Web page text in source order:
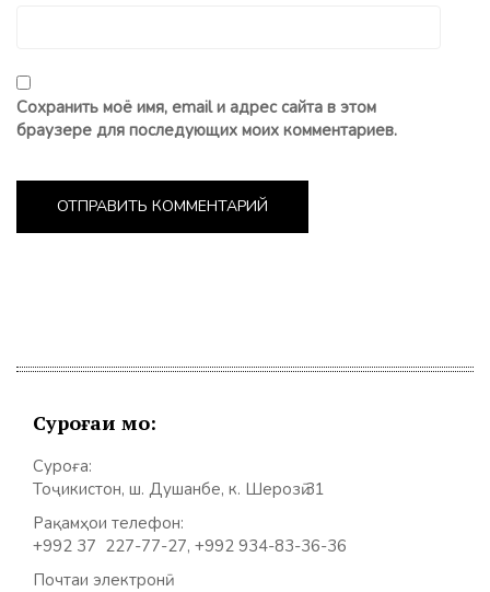
Сохранить моё имя, email и адрес сайта в этом
браузере для последующих моих комментариев.
Суроғаи мо:
Суроға:
Тоҷикистон, ш. Душанбе, к. Шерозӣ 31
Рақамҳои телефон:
+992 37 227-77-27, +992 934-83-36-36
Почтаи электронӣ: